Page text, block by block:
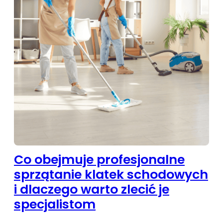
Co obejmuje profesjonalne
sprzątanie klatek schodowych
i dlaczego warto zlecić je
specjalistom